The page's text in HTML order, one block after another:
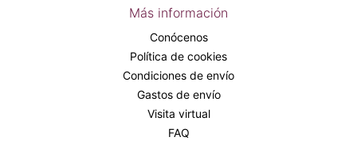
Más información
Conócenos
Política de cookies
Condiciones de envío
Gastos de envío
Visita virtual
FAQ